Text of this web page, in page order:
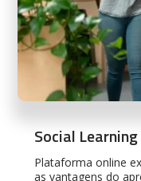
Social Learning
Plataforma online
as vantagens do